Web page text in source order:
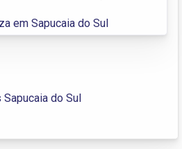
em Sapucaia do Sul
do Sul